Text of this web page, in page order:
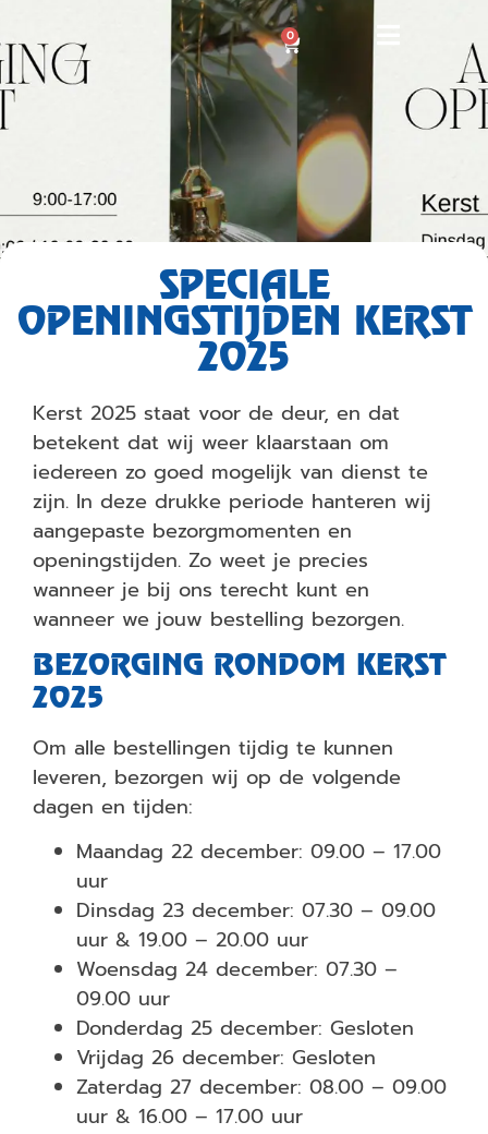
0
SPECIALE
OPENINGSTIJDEN KERST
2025
Kerst 2025 staat voor de deur, en dat
betekent dat wij weer klaarstaan om
iedereen zo goed mogelijk van dienst te
zijn. In deze drukke periode hanteren wij
aangepaste bezorgmomenten en
openingstijden. Zo weet je precies
wanneer je bij ons terecht kunt en
wanneer we jouw bestelling bezorgen.
BEZORGING RONDOM KERST
2025
Om alle bestellingen tijdig te kunnen
leveren, bezorgen wij op de volgende
dagen en tijden:
Maandag 22 december: 09.00 – 17.00
uur
Dinsdag 23 december: 07.30 – 09.00
uur & 19.00 – 20.00 uur
Woensdag 24 december: 07.30 –
09.00 uur
Donderdag 25 december: Gesloten
Vrijdag 26 december: Gesloten
Zaterdag 27 december: 08.00 – 09.00
uur & 16.00 – 17.00 uur